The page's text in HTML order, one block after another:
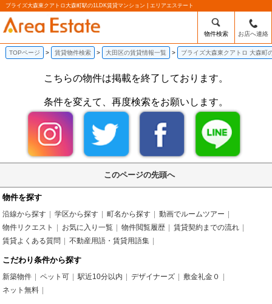
ブライズ大森東クアトロ大森町駅の1LDK賃貸マンション | エリアエステート
物件検索 お店へ連絡
TOPページ 賃貸物件検索 大田区の賃貸情報一覧 ブライズ大森東クアトロ 大森町
こちらの物件は掲載を終了しております。
条件を変えて、再度検索をお願いします。
このページの先頭へ
物件を探す
沿線から探す 学区から探す 町名から探す
動画でルームツアー
物件リクエスト
お気に入り一覧 物件閲覧履歴
賃貸契約までの流れ
賃貸よくある質問
不動産用語・賃貸用語集
こだわり条件から探す
新築物件 ペット可 駅近10分以内 デザイナーズ
敷金礼金０
ネット無料